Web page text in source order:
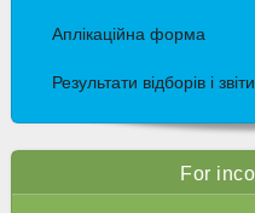
Аплікаційна форма
Результати відборів і
For